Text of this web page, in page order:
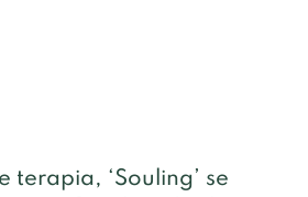
‘Souling’ se